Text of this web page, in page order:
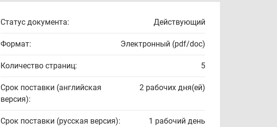
Статус документа: Действующий
Формат: Электронный (pdf/doc)
Количество страниц: 5
Срок поставки (английская
версия):
2 рабочих дня(ей)
Срок поставки (русская версия): 1 рабочий день